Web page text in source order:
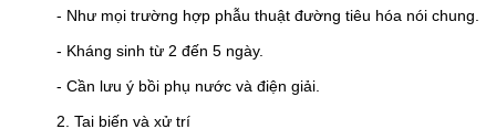
- Như mọi trường hợp phẫu thuật đường tiêu hóa nói chung.
- Kháng sinh từ 2 đến 5 ngày.
- Cần lưu ý bồi phụ nước và điện giải.
2. Tai biến và xử trí